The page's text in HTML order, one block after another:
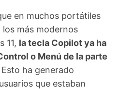
en muchos portátiles
más modernos
11, la tecla Copilot ya ha
o Menú de la parte
Esto ha generado
que estaban